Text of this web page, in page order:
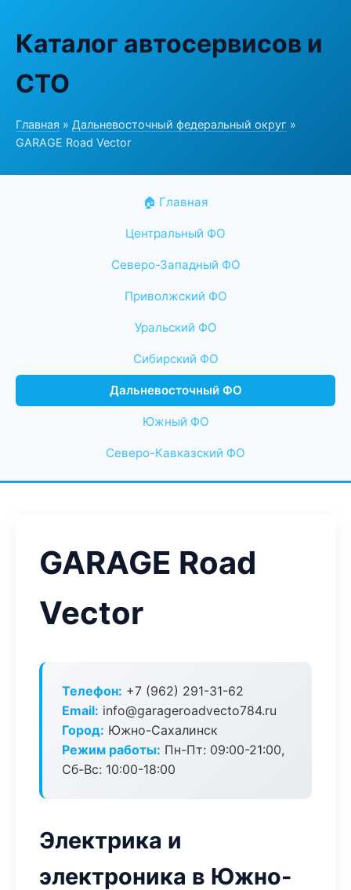
Каталог автосервисов и
СТО
Главная » Дальневосточный федеральный округ »
GARAGE Road Vector
🏠 Главная
Центральный ФО
Северо-Западный ФО
Приволжский ФО
Уральский ФО
Сибирский ФО
Дальневосточный ФО
Южный ФО
Северо-Кавказский ФО
GARAGE Road
Vector
Телефон: +7 (962) 291-31-62
Email: info@garageroadvecto784.ru
Город: Южно-Сахалинск
Режим работы: Пн-Пт: 09:00-21:00,
Сб-Вс: 10:00-18:00
Электрика и
электроника в Южно-